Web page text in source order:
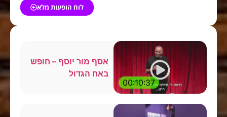
לוח הופעות מלא
00:10:37
אסף מור יוסף – חופש
באח הגדול